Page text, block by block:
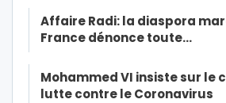
Affaire Radi: la diaspora
France dénonce toute…
Mohammed VI insiste sur le
lutte contre le Coronavirus